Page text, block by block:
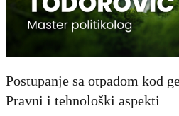
Postupanje sa otpadom kod
Pravni i tehnološki aspekti